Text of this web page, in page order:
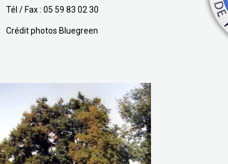
Tél / Fax : 05 59 83 02 30
Crédit photos Bluegreen